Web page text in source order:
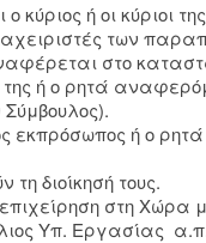
κύριος ή οι κύριοι
των
στο
ή ο ρητά
εκπρόσωπος ή ο
διοίκησή τους.
στη Χώρα
Υπ. Εργασίας α.π.